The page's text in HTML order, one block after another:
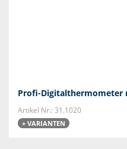
Profi-Digitalthermometer
Artikel Nr.: 31.1020
+ VARIANTEN